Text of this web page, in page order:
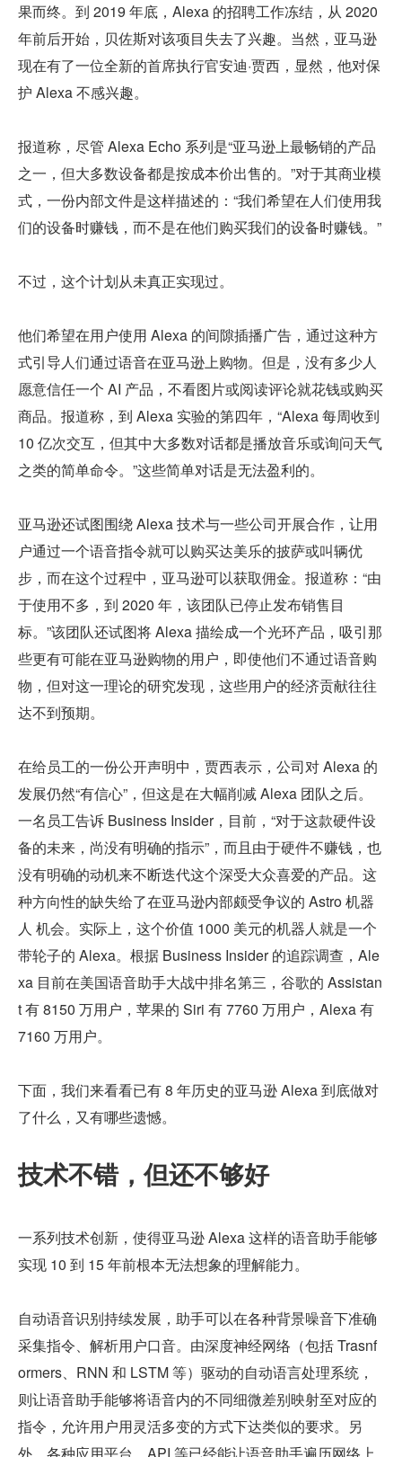
果而终。到 2019 年底，Alexa 的招聘工作冻结，从 2020
年前后开始，贝佐斯对该项目失去了兴趣。当然，亚马逊
现在有了一位全新的首席执行官安迪·贾西，显然，他对保
护 Alexa 不感兴趣。
报道称，尽管 Alexa Echo 系列是“亚马逊上最畅销的产品
之一，但大多数设备都是按成本价出售的。”对于其商业模
式，一份内部文件是这样描述的：“我们希望在人们使用我
们的设备时赚钱，而不是在他们购买我们的设备时赚钱。”
不过，这个计划从未真正实现过。
他们希望在用户使用 Alexa 的间隙插播广告，通过这种方
式引导人们通过语音在亚马逊上购物。但是，没有多少人
愿意信任一个 AI 产品，不看图片或阅读评论就花钱或购买
商品。报道称，到 Alexa 实验的第四年，“Alexa 每周收到
10 亿次交互，但其中大多数对话都是播放音乐或询问天气
之类的简单命令。”这些简单对话是无法盈利的。
亚马逊还试图围绕 Alexa 技术与一些公司开展合作，让用
户通过一个语音指令就可以购买达美乐的披萨或叫辆优
步，而在这个过程中，亚马逊可以获取佣金。报道称：“由
于使用不多，到 2020 年，该团队已停止发布销售目
标。”该团队还试图将 Alexa 描绘成一个光环产品，吸引那
些更有可能在亚马逊购物的用户，即使他们不通过语音购
物，但对这一理论的研究发现，这些用户的经济贡献往往
达不到预期。
在给员工的一份公开声明中，贾西表示，公司对 Alexa 的
发展仍然“有信心”，但这是在大幅削减 Alexa 团队之后。
一名员工告诉 Business Insider，目前，“对于这款硬件设
备的未来，尚没有明确的指示”，而且由于硬件不赚钱，也
没有明确的动机来不断迭代这个深受大众喜爱的产品。这
种方向性的缺失给了在亚马逊内部颇受争议的 Astro 机器
人 机会。实际上，这个价值 1000 美元的机器人就是一个
带轮子的 Alexa。根据 Business Insider 的追踪调查，Ale
xa 目前在美国语音助手大战中排名第三，谷歌的 Assistan
t 有 8150 万用户，苹果的 Siri 有 7760 万用户，Alexa 有
7160 万用户。
下面，我们来看看已有 8 年历史的亚马逊 Alexa 到底做对
了什么，又有哪些遗憾。
技术不错，但还不够好
一系列技术创新，使得亚马逊 Alexa 这样的语音助手能够
实现 10 到 15 年前根本无法想象的理解能力。
自动语音识别持续发展，助手可以在各种背景噪音下准确
采集指令、解析用户口音。由深度神经网络（包括 Trasnf
ormers、RNN 和 LSTM 等）驱动的自动语言处理系统，
则让语音助手能够将语音内的不同细微差别映射至对应的
指令，允许用户用灵活多变的方式下达类似的要求。另